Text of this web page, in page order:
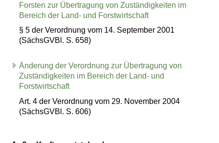
Forsten zur Übertragung von Zuständigkeiten im
Bereich der Land- und Forstwirtschaft
§ 5 der Verordnung vom 14. September 2001
(SächsGVBl. S. 658)
Änderung der Verordnung zur Übertragung von
Zuständigkeiten im Bereich der Land- und
Forstwirtschaft
Art. 4 der Verordnung vom 29. November 2004
(SächsGVBl. S. 606)